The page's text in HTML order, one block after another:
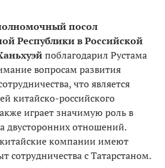
посол
Республики в Российской
поблагодарил Рустама
вопросам развития
что является
китайско-российского
играет значимую роль в
двусторонних отношений.
компании имеют
сотрудничества с Татарстаном.